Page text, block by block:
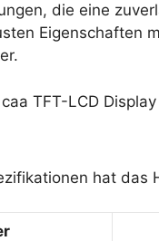
die eine
Eigenschaften
TFT-LCD
hat das